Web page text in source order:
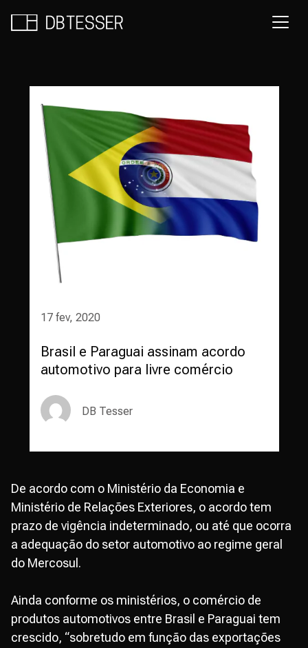
17 fev, 2020
Brasil e Paraguai assinam acordo
automotivo para livre comércio
DB Tesser
De acordo com o Ministério da Economia e
Ministério de Relações Exteriores, o acordo tem
prazo de vigência indeterminado, ou até que ocorra
a adequação do setor automotivo ao regime geral
do Mercosul.
Ainda conforme os ministérios, o comércio de
produtos automotivos entre Brasil e Paraguai tem
crescido, “sobretudo em função das exportações